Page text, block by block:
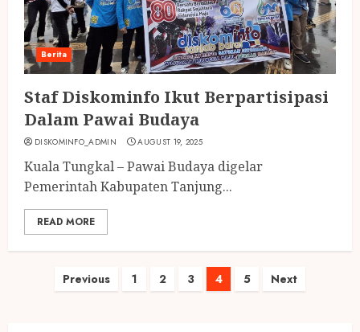
Berita
Staf Diskominfo Ikut Berpartisipasi
Dalam Pawai Budaya
DISKOMINFO_ADMIN AUGUST 19, 2025
Kuala Tungkal – Pawai Budaya digelar
Pemerintah Kabupaten Tanjung...
READ MORE
Posts
Previous 1 2 3 4 5 Next